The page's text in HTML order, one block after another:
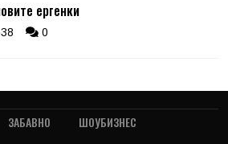
ергенки
0
ЗАБАВНО
ШОУБИЗНЕС